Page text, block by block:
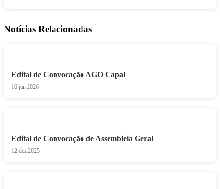
Notícias Relacionadas
Edital de Convocação AGO Capal
16 jan 2026
Edital de Convocação de Assembleia Geral
12 dez 2025